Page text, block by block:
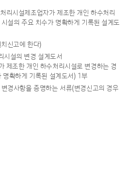
리시설제조업자가 제조한 개인 하수처리
설의 주요 치수가 명확하게 기록된 설계도
신고에 한다)
시설의 변경 설계도서
제조한 개인 하수처리시설로 변경하는 경
확하게 기록된 설계도서) 1부
경사항을 증명하는 서류(변경신고의 경우